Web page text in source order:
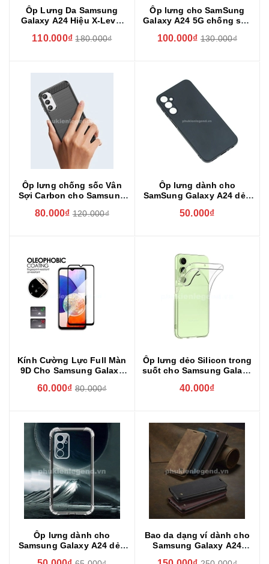
Ốp Lưng Da Samsung
Galaxy A24 Hiệu X-Level
110.000₫ 180.000₫
Ốp lưng cho SamSung
Galaxy A24 5G chống sốc
BIBERCAS
100.000₫ 130.000₫
Ốp lưng chống sốc Vân
Sợi Carbon cho Samsung
80.000₫ 120.000₫
Ốp lưng dành cho
SamSung Galaxy A24 dẻo
sau, chống bám vân tay
50.000₫
Kính Cường Lực Full Màn
9D Cho Samsung Galaxy
60.000₫ 80.000₫
Ốp lưng dẻo Silicon trong
suốt cho Samsung Galaxy
0.6mm)
40.000₫
Ốp lưng dành cho
Samsung Galaxy A24 dẻo
Bao da dạng ví dành cho
Samsung Galaxy A24